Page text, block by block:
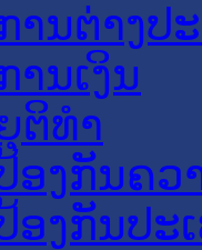
ານຕ່າງປ
ານເງິນ
ຕິທໍາ
ອງກັນຄວ
ອງກັນປະ